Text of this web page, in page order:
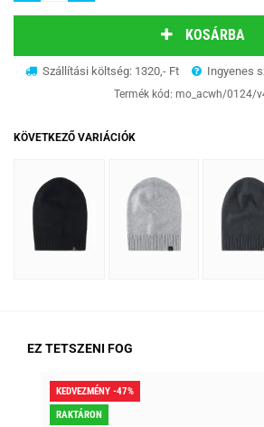
KOSÁRBA
Szállítási költség: 1320,- Ft Ingyenes
Termék kód: mo_acwh/0124/
KÖVETKEZŐ VARIÁCIÓK
EZ TETSZENI FOG
KEDVEZMÉNY -47%
RAKTÁRON